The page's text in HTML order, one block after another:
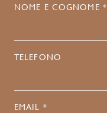
NOME E COGNOME *
TELEFONO
EMAIL *